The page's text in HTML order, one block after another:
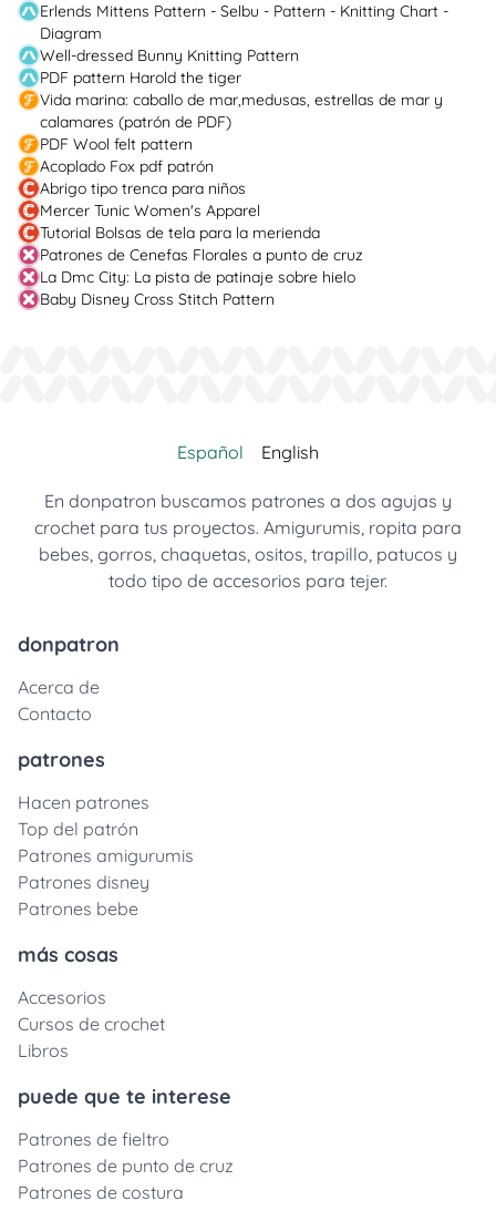
Erlends Mittens Pattern - Selbu - Pattern - Knitting Chart -
Diagram
Well-dressed Bunny Knitting Pattern
PDF pattern Harold the tiger
Vida marina: caballo de mar,medusas, estrellas de mar y
calamares (patrón de PDF)
PDF Wool felt pattern
Acoplado Fox pdf patrón
Abrigo tipo trenca para niños
Mercer Tunic Women's Apparel
Tutorial Bolsas de tela para la merienda
Patrones de Cenefas Florales a punto de cruz
La Dmc City: La pista de patinaje sobre hielo
Baby Disney Cross Stitch Pattern
Español English
En donpatron buscamos patrones a dos agujas y
crochet para tus proyectos. Amigurumis, ropita para
bebes, gorros, chaquetas, ositos, trapillo, patucos y
todo tipo de accesorios para tejer.
donpatron
Acerca de
Contacto
patrones
Hacen patrones
Top del patrón
Patrones amigurumis
Patrones disney
Patrones bebe
más cosas
Accesorios
Cursos de crochet
Libros
puede que te interese
Patrones de fieltro
Patrones de punto de cruz
Patrones de costura